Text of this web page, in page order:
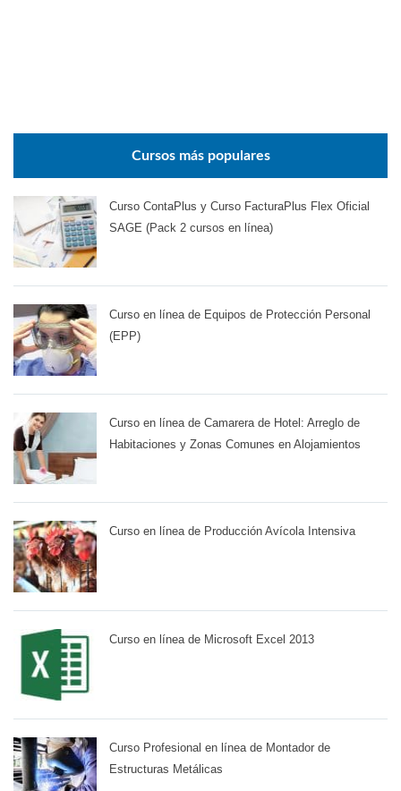
Cursos más populares
Curso ContaPlus y Curso FacturaPlus Flex Oficial
SAGE (Pack 2 cursos en línea)
Curso en línea de Equipos de Protección Personal
(EPP)
Curso en línea de Camarera de Hotel: Arreglo de
Habitaciones y Zonas Comunes en Alojamientos
Curso en línea de Producción Avícola Intensiva
Curso en línea de Microsoft Excel 2013
Curso Profesional en línea de Montador de
Estructuras Metálicas